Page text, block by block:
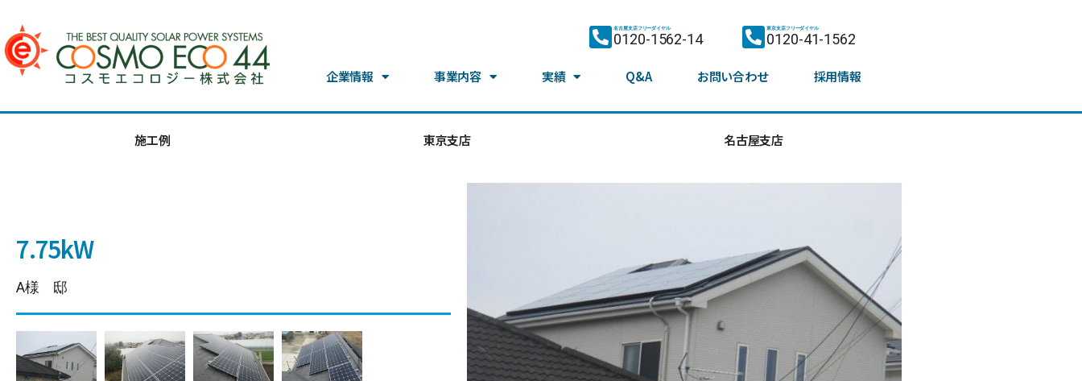
名古屋支店フリーダイヤル
0120-1562-14
東京支店フリーダイヤル
0120-41-1562
企業情報 事業内容 実績 Q&A お問い合わせ 採用情報
施工例 東京支店 名古屋支店
7.75kW
A様 邸